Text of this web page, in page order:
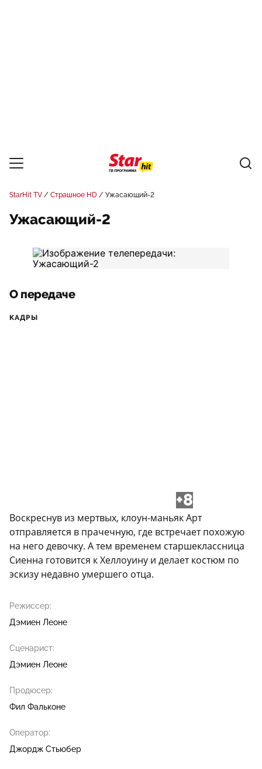
StarHit TV Страшное HD Ужасающий-2
Ужасающий-2
О передаче
КАДРЫ
+8
Воскреснув из мертвых, клоун-маньяк Арт
отправляется в прачечную, где встречает похожую
на него девочку. А тем временем старшеклассница
Сиенна готовится к Хеллоуину и делает костюм по
эскизу недавно умершего отца.
Режиссер:
Дэмиен Леоне
Сценарист:
Дэмиен Леоне
Продюсер:
Фил Фальконе
Оператор:
Джордж Стьюбер